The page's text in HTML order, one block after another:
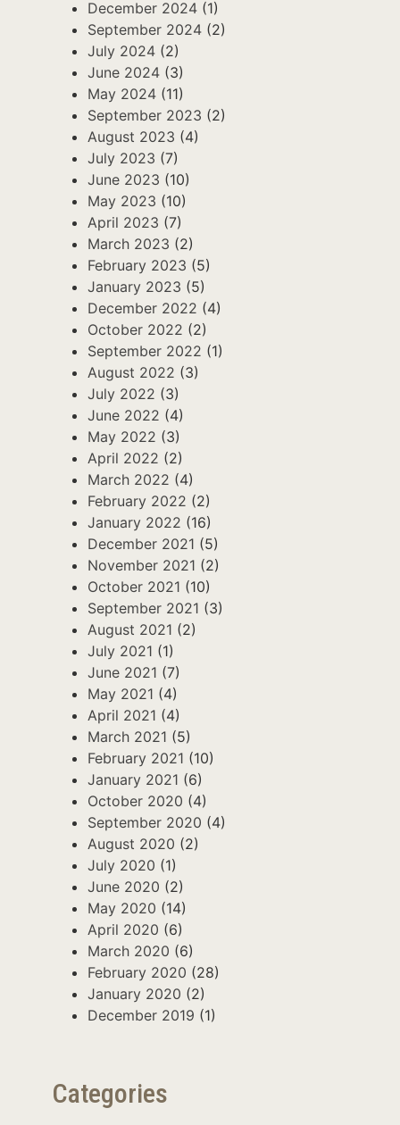
December 2024 (1)
September 2024 (2)
July 2024 (2)
June 2024 (3)
May 2024 (11)
September 2023 (2)
August 2023 (4)
July 2023 (7)
June 2023 (10)
May 2023 (10)
April 2023 (7)
March 2023 (2)
February 2023 (5)
January 2023 (5)
December 2022 (4)
October 2022 (2)
September 2022 (1)
August 2022 (3)
July 2022 (3)
June 2022 (4)
May 2022 (3)
April 2022 (2)
March 2022 (4)
February 2022 (2)
January 2022 (16)
December 2021 (5)
November 2021 (2)
October 2021 (10)
September 2021 (3)
August 2021 (2)
July 2021 (1)
June 2021 (7)
May 2021 (4)
April 2021 (4)
March 2021 (5)
February 2021 (10)
January 2021 (6)
October 2020 (4)
September 2020 (4)
August 2020 (2)
July 2020 (1)
June 2020 (2)
May 2020 (14)
April 2020 (6)
March 2020 (6)
February 2020 (28)
January 2020 (2)
December 2019 (1)
Categories